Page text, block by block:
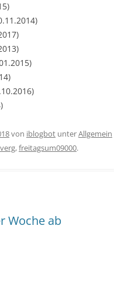
von iblogbot unterAllgemein
,freitagsum09000.
Woche ab